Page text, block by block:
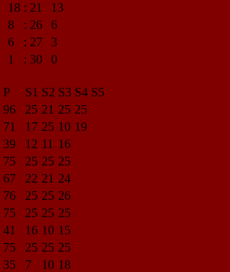
18 : 21
13
8 : 26
6
6 : 27
3
1 : 30 0
P S1 S2 S3 S4 S5
96 25 21 25 25
71 17 25 10 19
39 12 11 16
75 25 25 25
67 22 21 24
76 25 25 26
75 25 25 25
41 16 10 15
75 25 25 25
35 7 10 18